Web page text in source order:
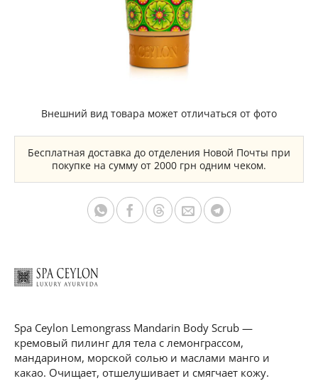
Внешний вид товара может отличаться от фото
Бесплатная доставка до отделения Новой Почты при
покупке на сумму от 2000 грн одним чеком.
Spa Ceylon Lemongrass Mandarin Body Scrub —
кремовый пилинг для тела с лемонграссом,
мандарином, морской солью и маслами манго и
какао. Очищает, отшелушивает и смягчает кожу.